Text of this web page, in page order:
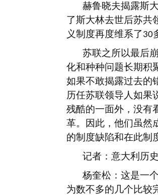
赫鲁晓夫揭露斯
了斯大林去世后苏共
义制度再度维系了 30
苏联之所以最后
化和种种问题长期积
如果不敢揭露过去的
历任苏联领导人如果
残酷的一面外，没有
革。因此，他们虽然
的制度缺陷和在此制
记者：意大利历
杨奎松：这是一
为数不多的几个比较